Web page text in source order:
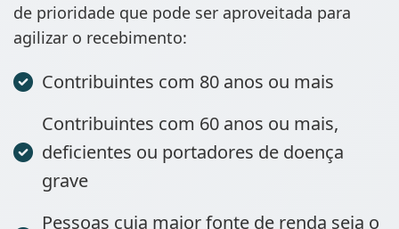
de prioridade que pode ser aproveitada para
agilizar o recebimento:
Contribuintes com 80 anos ou mais
Contribuintes com 60 anos ou mais,
deficientes ou portadores de doença
grave
Pessoas cuja maior fonte de renda seja o